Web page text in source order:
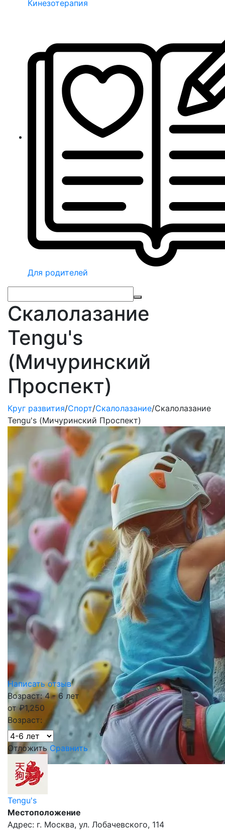
Кинезотерапия
Для родителей
Скалолазание
Tengu's
(Мичуринский
Проспект)
Круг развития/Спорт/Скалолазание/Скалолазание
Tengu's (Мичуринский Проспект)
Написать отзыв
Возраст: 4 - 6 лет
от₽1,250
Возраст:
Отложить Сравнить
Tengu's
Местоположение
Адрес: г. Москва, ул. Лобачевского, 114